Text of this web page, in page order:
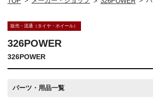
販売・流通（タイヤ・ホイール）
326POWER
326POWER
パーツ・用品一覧